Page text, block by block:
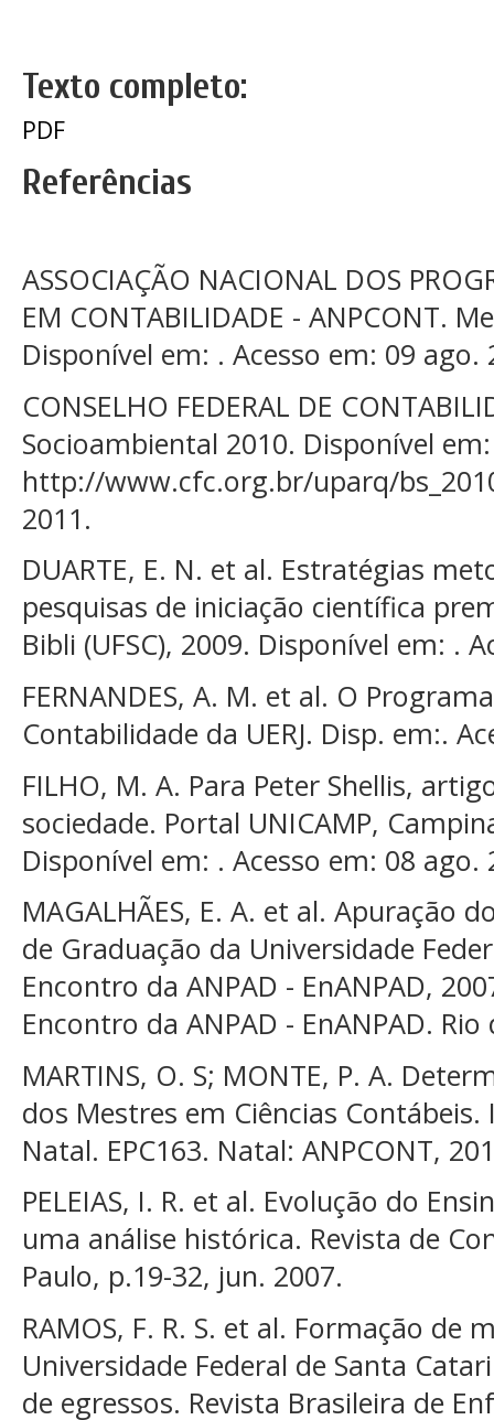
Texto completo:
PDF
Referências
ASSOCIAÇÃO NACIONAL DOS
EM CONTABILIDADE - ANPCONT.
Disponível em: . Acesso em: 09 ago.
CONSELHO FEDERAL DE
Socioambiental 2010. Disponível
http://www.cfc.org.br/uparq/
2011.
DUARTE, E. N. et al. Estratégias
pesquisas de iniciação científica
Bibli (UFSC), 2009. Disponível em: .
FERNANDES, A. M. et al. O
Contabilidade da UERJ. Disp. em:.
FILHO, M. A. Para Peter Shellis,
sociedade. Portal UNICAMP,
Disponível em: . Acesso em: 08 ago.
MAGALHÃES, E. A. et al. Apuração
de Graduação da Universidade
Encontro da ANPAD - EnANPAD,
Encontro da ANPAD - EnANPAD. Rio
MARTINS, O. S; MONTE, P. A.
dos Mestres em Ciências Contábeis.
Natal. EPC163. Natal: ANPCONT,
PELEIAS, I. R. et al. Evolução do
uma análise histórica. Revista de
Paulo, p.19-32, jun. 2007.
RAMOS, F. R. S. et al. Formação de
Universidade Federal de Santa
de egressos. Revista Brasileira de